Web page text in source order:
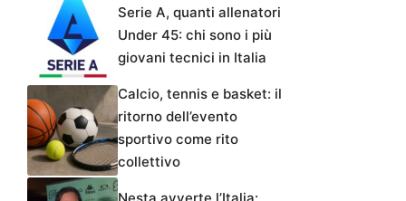
Serie A, quanti allenatori
Under 45: chi sono i più
giovani tecnici in Italia
Calcio, tennis e basket: il
ritorno dell’evento
sportivo come rito
collettivo